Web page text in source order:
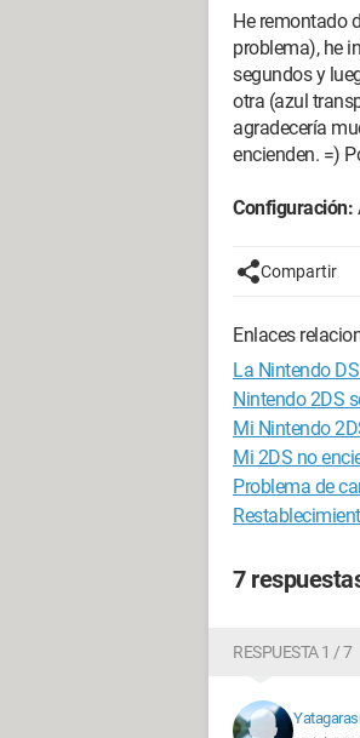
He remontado
problema), he
segundos y
otra (azul
agradecería
encienden. =)
Configuración:
Compartir
Enlaces
La Nintendo
Nintendo 2DS
Mi Nintendo
Mi 2DS no
Problema de
7
RESPUESTA 1 / 7